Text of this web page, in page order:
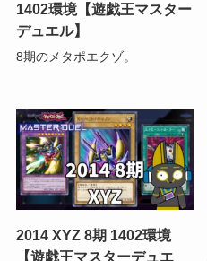
1402環境【遊戯王マスター
デュエル】
8期のメタポエクゾ。
2014 XYZ 8期 1402環境
【遊戯王マスターデュエ